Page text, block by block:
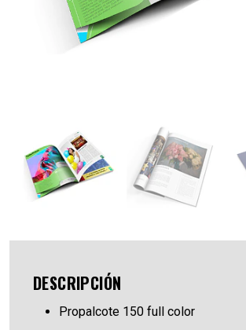
DESCRIPCIÓN
Propalcote 150 full color